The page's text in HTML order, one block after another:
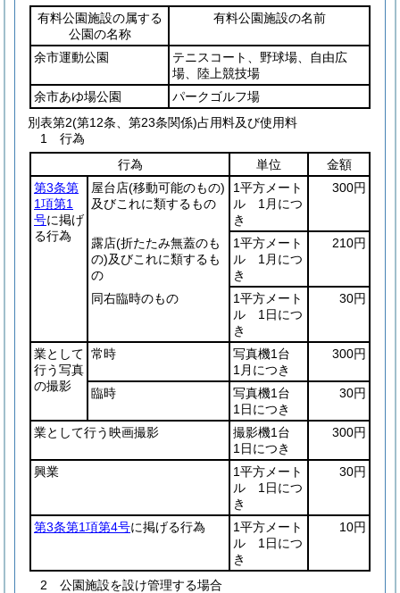
有料公園施設の属する
公園の名称
有料公園施設の名前
余市運動公園
テニスコート、野球場、自由広
場、陸上競技場
余市あゆ場公園
パークゴルフ場
別表第2(第12条、第23条関係)占用料及び使用料
1 行為
行為
単位
金額
第3条第
1項第1
号に掲げ
る行為
屋台店(移動可能のもの)
及びこれに類するもの
1平方メート
ル 1月につ
き
300円
露店(折たたみ無蓋のも
の)及びこれに類するも
の
1平方メート
ル 1月につ
き
210円
同右臨時のもの
1平方メート
ル 1日につ
き
30円
業として
行う写真
の撮影
常時
写真機1台
1月につき
300円
臨時
写真機1台
1日につき
30円
業として行う映画撮影
撮影機1台
1日につき
300円
興業
1平方メート
ル 1日につ
き
30円
第3条第1項第4号に掲げる行為
1平方メート
ル 1日につ
き
10円
2 公園施設を設け管理する場合